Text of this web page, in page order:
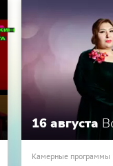
16 августа
Камерные программы